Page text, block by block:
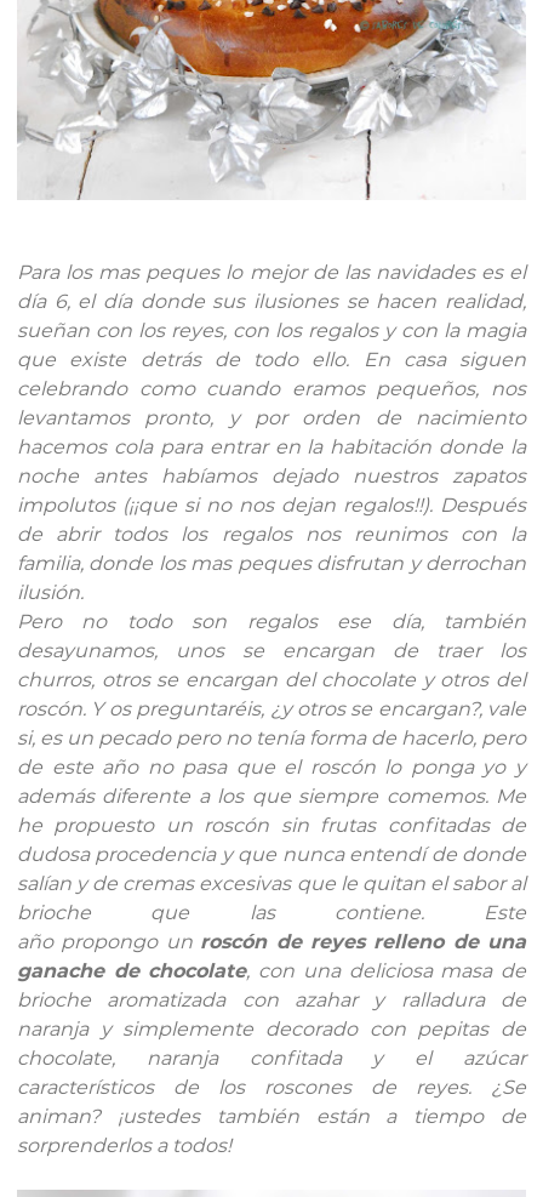
Para los mas peques lo mejor de las navidades es el
día 6, el día donde sus ilusiones se hacen realidad,
sueñan con los reyes, con los regalos y con la magia
que existe detrás de todo ello. En casa siguen
celebrando como cuando eramos pequeños, nos
levantamos pronto, y por orden de nacimiento
hacemos cola para entrar en la habitación donde la
noche antes habíamos dejado nuestros zapatos
impolutos (¡¡que si no nos dejan regalos!!). Después
de abrir todos los regalos nos reunimos con la
familia, donde los mas peques disfrutan y derrochan
ilusión.
Pero no todo son regalos ese día, también
desayunamos, unos se encargan de traer los
churros, otros se encargan del chocolate y otros del
roscón. Y os preguntaréis, ¿y otros se encargan?, vale
si, es un pecado pero no tenía forma de hacerlo, pero
de este año no pasa que el roscón lo ponga yo y
además diferente a los que siempre comemos. Me
he propuesto un roscón sin frutas confitadas de
dudosa procedencia y que nunca entendí de donde
salían y de cremas excesivas que le quitan el sabor al
brioche que las contiene. Este
año propongo un roscón de reyes relleno de una
ganache de chocolate, con una deliciosa masa de
brioche aromatizada con azahar y ralladura de
naranja y simplemente decorado con pepitas de
chocolate, naranja confitada y el azúcar
característicos de los roscones de reyes. ¿Se
animan? ¡ustedes también están a tiempo de
sorprenderlos a todos!